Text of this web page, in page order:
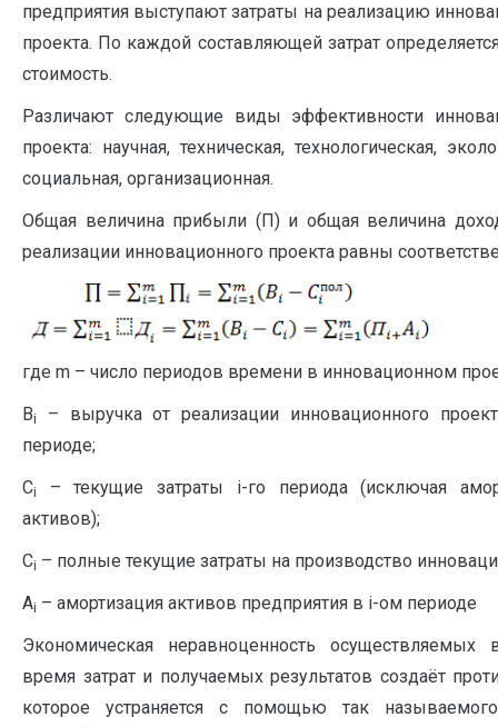
предприятия выступают затраты на реализацию
проекта. По каждой составляющей затрат
стоимость.
Различают следующие виды эффективности
проекта: научная, техническая, технологическая,
социальная, организационная.
Общая величина прибыли (П) и общая величина
реализации инновационного проекта равны
где m – число периодов времени в инновационном
Вi
– выручка от реализации инновационного
периоде;
Ci
– текущие затраты i-го периода (исключая
активов);
Ci – полные текущие затраты на производство
Ai – амортизация активов предприятия в i-ом периоде
Экономическая неравноценность осуществляемых
время затрат и получаемых результатов создаёт
которое устраняется с помощью так